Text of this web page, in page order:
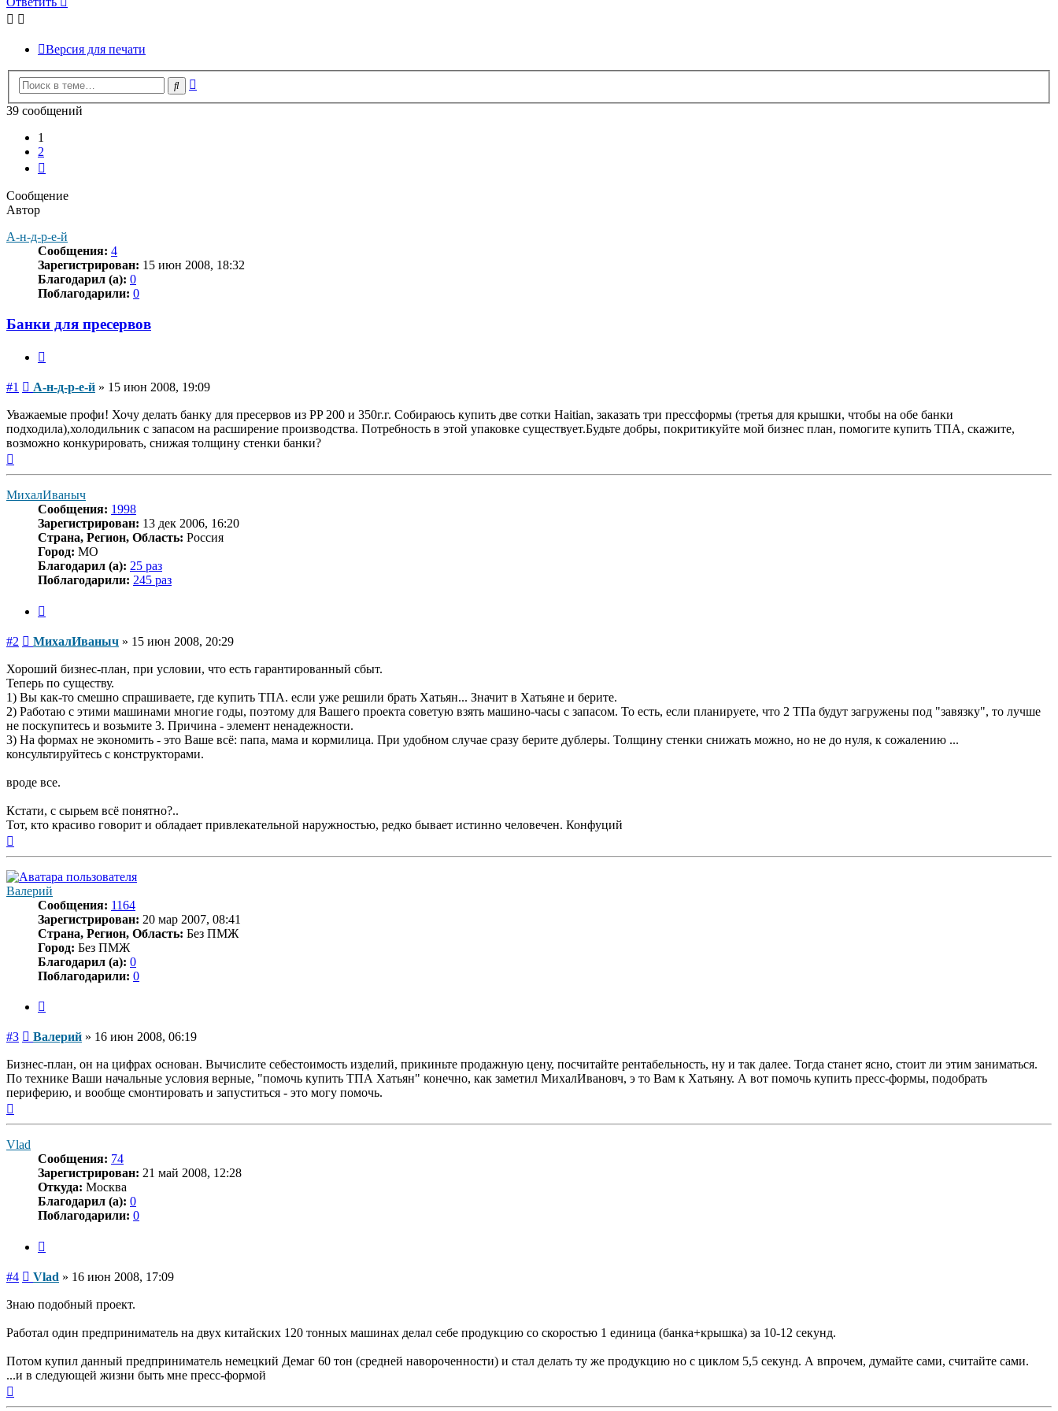
Версия для печати
Поиск
39 сообщений
1
2
Сообщение
Автор
А-н-д-р-е-й
Сообщения: 4
Зарегистрирован: 15 июн 2008, 18:32
Благодарил (а): 0
Поблагодарили: 0
Банки для пресервов
#1 Сообщение
А-н-д-р-е-й » 15 июн 2008, 19:09
Уважаемые профи! Хочу делать банку для пресервов из PP 200 и 350г.г. Собираюсь купить две сотки Haitian, заказать три прессформы (третья для крышки, чтобы на обе банки
подходила),холодильник с запасом на расширение производства. Потребность в этой упаковке существует.Будьте добры, покритикуйте мой бизнес план, помогите купить ТПА, скажите,
возможно конкурировать, снижая толщину стенки банки?
МихалИваныч
Сообщения: 1998
Зарегистрирован: 13 дек 2006, 16:20
Страна, Регион, Область: Россия
Город: МО
Благодарил (а): 25 раз
Поблагодарили: 245 раз
#2 Сообщение
МихалИваныч » 15 июн 2008, 20:29
Хороший бизнес-план, при условии, что есть гарантированный сбыт.
Теперь по существу.
1) Вы как-то смешно спрашиваете, где купить ТПА. если уже решили брать Хатьян... Значит в Хатьяне и берите.
2) Работаю с этими машинами многие годы, поэтому для Вашего проекта советую взять машино-часы с запасом. То есть, если планируете, что 2 ТПа будут загружены под "завязку", то лучше
не поскупитесь и возьмите 3. Причина - элемент ненадежности.
3) На формах не экономить - это Ваше всё: папа, мама и кормилица. При удобном случае сразу берите дублеры. Толщину стенки снижать можно, но не до нуля, к сожалению ...
консультируйтесь с конструкторами.
вроде все.
Кстати, с сырьем всё понятно?..
Тот, кто красиво говорит и обладает привлекательной наружностью, редко бывает истинно человечен. Конфуций
Валерий
Сообщения: 1164
Зарегистрирован: 20 мар 2007, 08:41
Страна, Регион, Область: Без ПМЖ
Город: Без ПМЖ
Благодарил (а): 0
Поблагодарили: 0
#3 Сообщение
Валерий » 16 июн 2008, 06:19
Бизнес-план, он на цифрах основан. Вычислите себестоимость изделий, прикиньте продажную цену, посчитайте рентабельность, ну и так далее. Тогда станет ясно, стоит ли этим заниматься.
По технике Ваши начальные условия верные, "помочь купить ТПА Хатьян" конечно, как заметил МихалИвановч, э то Вам к Хатьяну. А вот помочь купить пресс-формы, подобрать
периферию, и вообще смонтировать и запуститься - это могу помочь.
Vlad
Сообщения: 74
Зарегистрирован: 21 май 2008, 12:28
Откуда: Москва
Благодарил (а): 0
Поблагодарили: 0
#4 Сообщение
Vlad » 16 июн 2008, 17:09
Знаю подобный проект.
Работал один предприниматель на двух китайских 120 тонных машинах делал себе продукцию со скоростью 1 единица (банка+крышка) за 10-12 секунд.
Потом купил данный предприниматель немецкий Демаг 60 тон (средней навороченности) и стал делать ту же продукцию но с циклом 5,5 секунд. А впрочем, думайте сами, считайте сами.
...и в следующей жизни быть мне пресс-формой